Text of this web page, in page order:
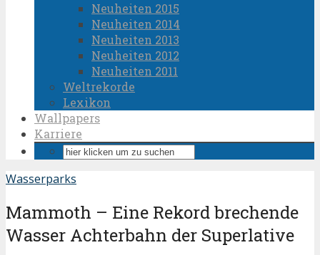
Neuheiten 2015
Neuheiten 2014
Neuheiten 2013
Neuheiten 2012
Neuheiten 2011
Weltrekorde
Lexikon
Wallpapers
Karriere
Wasserparks
Mammoth – Eine Rekord brechende
Wasser Achterbahn der Superlative